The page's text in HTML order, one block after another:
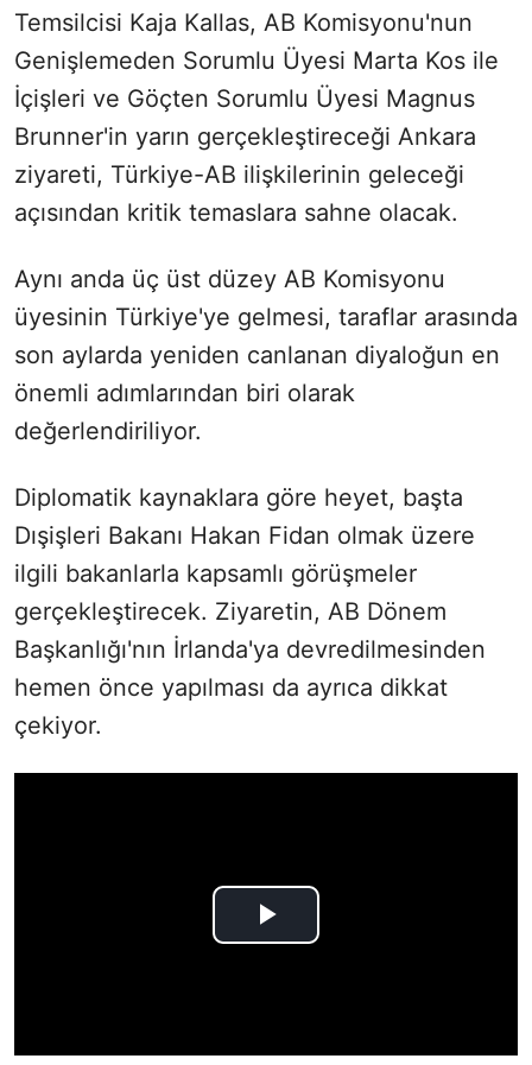
Temsilcisi Kaja Kallas, AB Komisyonu'nun
Genişlemeden Sorumlu Üyesi Marta Kos ile
İçişleri ve Göçten Sorumlu Üyesi Magnus
Brunner'in yarın gerçekleştireceği Ankara
ziyareti, Türkiye-AB ilişkilerinin geleceği
açısından kritik temaslara sahne olacak.
Aynı anda üç üst düzey AB Komisyonu
üyesinin Türkiye'ye gelmesi, taraflar arasında
son aylarda yeniden canlanan diyaloğun en
önemli adımlarından biri olarak
değerlendiriliyor.
Diplomatik kaynaklara göre heyet, başta
Dışişleri Bakanı Hakan Fidan olmak üzere
ilgili bakanlarla kapsamlı görüşmeler
gerçekleştirecek. Ziyaretin, AB Dönem
Başkanlığı'nın İrlanda'ya devredilmesinden
hemen önce yapılması da ayrıca dikkat
çekiyor.